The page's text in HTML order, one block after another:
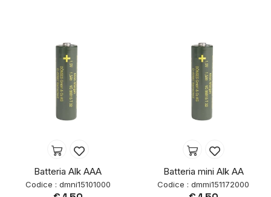
Batteria Alk AAA
Codice : dmni15101000
Batteria mini Alk AA
Codice : dmmi151172000